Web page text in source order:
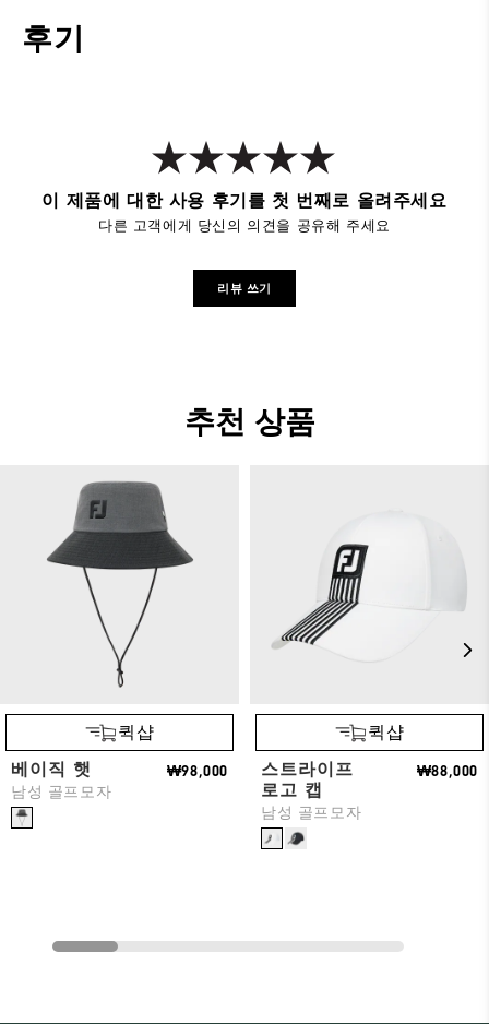
후기
이 제품에 대한 사용 후기를 첫 번째로 올려주세요
다른 고객에게 당신의 의견을 공유해 주세요
리뷰 쓰기
추천 상품
퀵샵
베이직 햇
남성 골프모자
₩98,000
퀵샵
스트라이프
로고 캡
남성 골프모자
₩88,000